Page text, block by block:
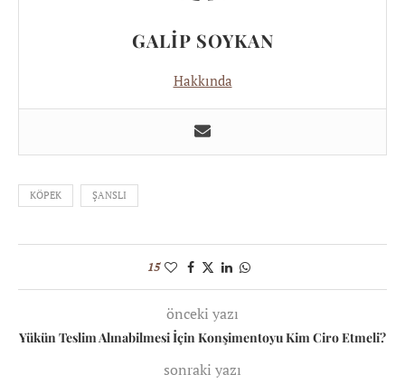
GALIP SOYKAN
Hakkında
KÖPEK ŞANSLI
15
önceki yazı
Yükün Teslim Alınabilmesi İçin Konşimentoyu Kim Ciro Etmeli?
sonraki yazı